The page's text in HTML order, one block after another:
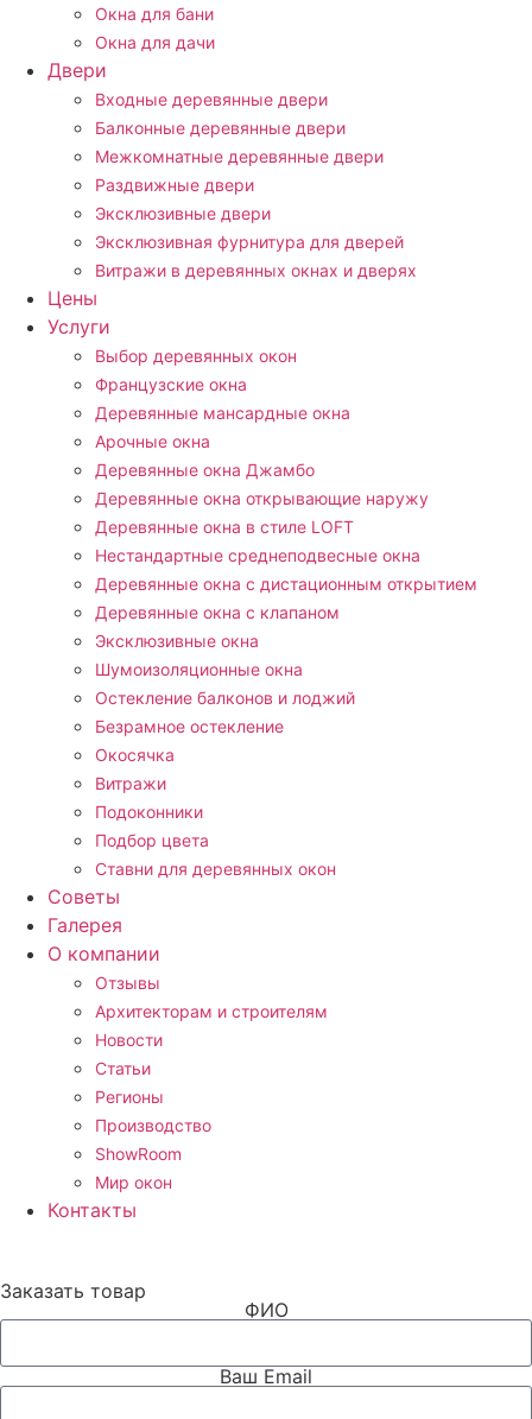
Окна для бани
Окна для дачи
Двери
Входные деревянные двери
Балконные деревянные двери
Межкомнатные деревянные двери
Раздвижные двери
Эксклюзивные двери
Эксклюзивная фурнитура для дверей
Витражи в деревянных окнах и дверях
Цены
Услуги
Выбор деревянных окон
Французские окна
Деревянные мансардные окна
Арочные окна
Деревянные окна Джамбо
Деревянные окна открывающие наружу
Деревянные окна в стиле LOFT
Нестандартные среднеподвесные окна
Деревянные окна с дистационным открытием
Деревянные окна с клапаном
Эксклюзивные окна
Шумоизоляционные окна
Остекление балконов и лоджий
Безрамное остекление
Окосячка
Витражи
Подоконники
Подбор цвета
Ставни для деревянных окон
Советы
Галерея
О компании
Отзывы
Архитекторам и строителям
Новости
Статьи
Регионы
Производство
ShowRoom
Мир окон
Контакты
Заказать товар
ФИО
Ваш Email